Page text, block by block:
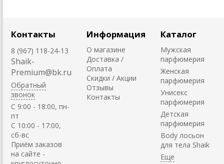
Контакты
8 (967) 118-24-13
Shaik-
Premium@bk.ru
Обратный
звонок
C 9:00 - 18:00, пн-
пт
С 10:00 - 17:00,
сб-вс
Приём заказов
на сайте -
Информация
О магазине
Доставка /
Оплата
Скидки / Акции
Отзывы
Контакты
Каталог
Мужская
парфюмерия
Женская
парфюмерия
Унисекс
парфюмерия
Детская
парфюмерия
Body лосьон
для тела Shaik